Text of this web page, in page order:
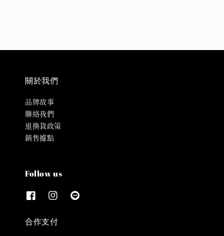
關於我們
品牌故事
聯絡我們
退換貨政策
銷售據點
Follow us
合作支付